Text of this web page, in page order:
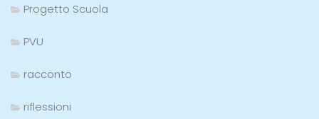
Progetto Scuola
PVU
racconto
riflessioni